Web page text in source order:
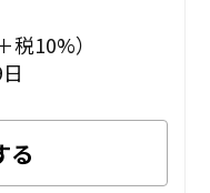
10%）
る